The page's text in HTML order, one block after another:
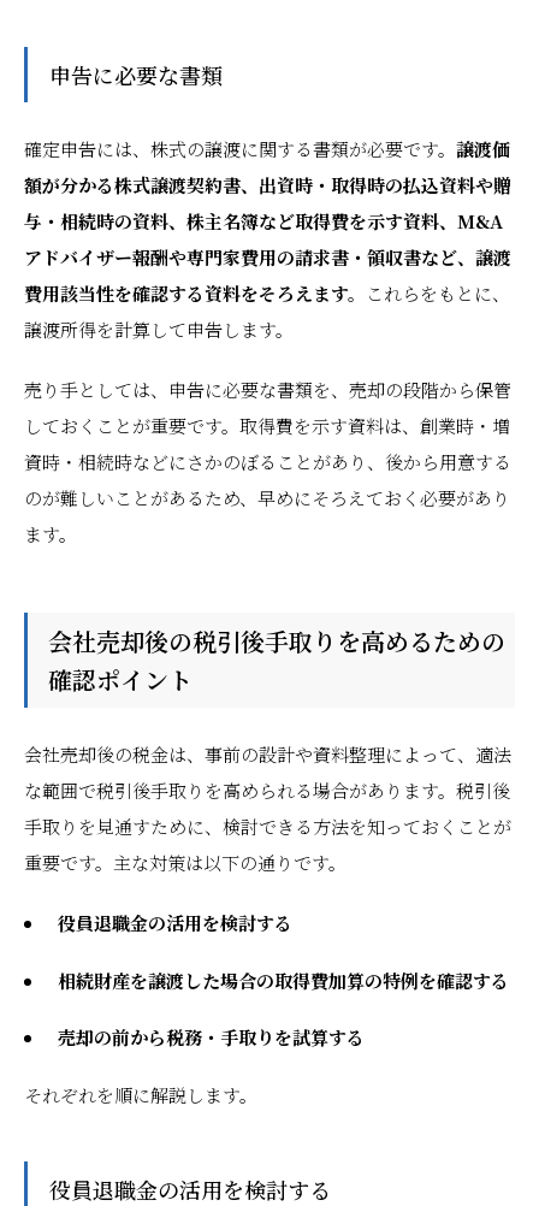
申告に必要な書類
確定申告には、株式の譲渡に関する書類が必要です。 譲渡価
額が分かる株式譲渡契約書、出資時・取得時の払込資料や贈
与・相続時の資料、株主名簿など取得費を示す資料、M&A
アドバイザー報酬や専門家費用の請求書・領収書など、譲渡
費用該当性を確認する資料をそろえます。
これらをもとに、
譲渡所得を計算して申告します。
売り手としては、申告に必要な書類を、売却の段階から保管
しておくことが重要です。取得費を示す資料は、創業時・増
資時・相続時などにさかのぼることがあり、後から用意する
のが難しいことがあるため、早めにそろえておく必要があり
ます。
会社売却後の税引後手取りを高めるための
確認ポイント
会社売却後の税金は、事前の設計や資料整理によって、適法
な範囲で税引後手取りを高められる場合があります。税引後
手取りを見通すために、検討できる方法を知っておくことが
重要です。主な対策は以下の通りです。
役員退職金の活用を検討する
相続財産を譲渡した場合の取得費加算の特例を確認する
売却の前から税務・手取りを試算する
それぞれを順に解説します。
役員退職金の活用を検討する